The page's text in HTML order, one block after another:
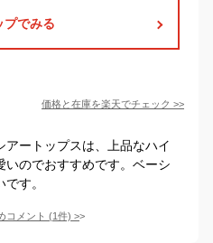
プでみる
価格と在庫を楽天でチェック >>
アートップスは、上品なハイ
いのでおすすめです。ベーシ
す。
コメント (1件) >